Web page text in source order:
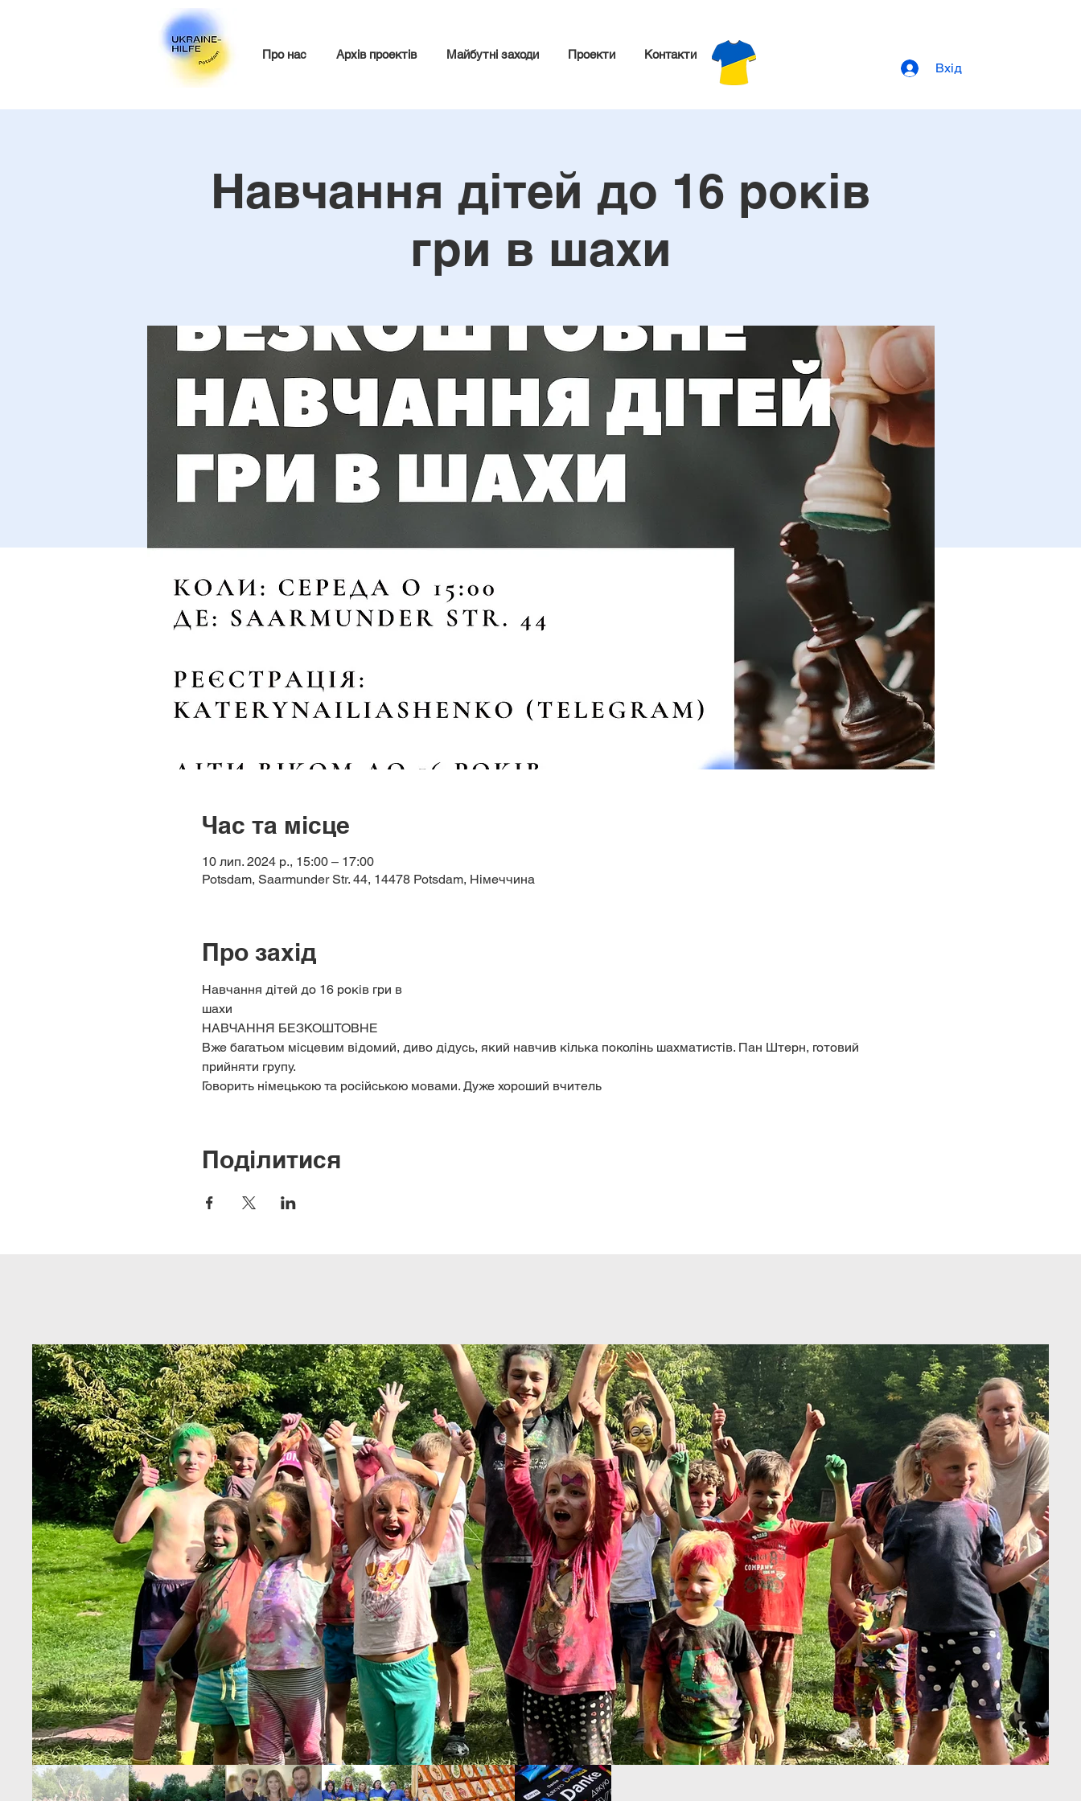
Про нас Архів проектів Майбутні заходи Проекти Контакти
Вхід
Навчання дітей до 16 років
гри в шахи
Час та місце
10 лип. 2024 р., 15:00 – 17:00
Potsdam, Saarmunder Str. 44, 14478 Potsdam, Німеччина
Про захід
Навчання дітей до 16 років гри в
шахи
НАВЧАННЯ БЕЗКОШТОВНЕ
Вже багатьом місцевим відомий, диво дідусь, який навчив кілька поколінь шахматистів. Пан Штерн, готовий
прийняти групу.
Говорить німецькою та російською мовами. Дуже хороший вчитель
Поділитися